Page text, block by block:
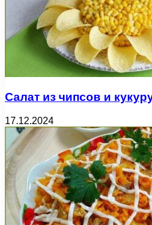
Салат из чипсов и
17.12.2024